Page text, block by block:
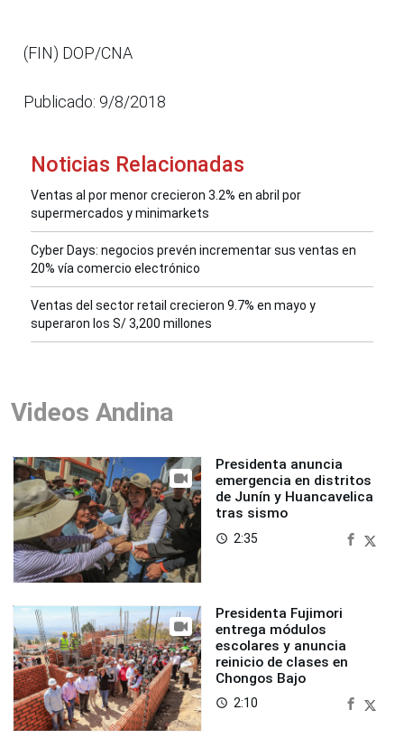
(FIN) DOP/CNA
Publicado: 9/8/2018
Noticias Relacionadas
Ventas al por menor crecieron 3.2% en abril por
supermercados y minimarkets
Cyber Days: negocios prevén incrementar sus ventas en
20% vía comercio electrónico
Ventas del sector retail crecieron 9.7% en mayo y
superaron los S/ 3,200 millones
Videos Andina
Presidenta anuncia
emergencia en distritos
de Junín y Huancavelica
tras sismo
access_time 2:35
Presidenta Fujimori
entrega módulos
escolares y anuncia
reinicio de clases en
Chongos Bajo
access_time 2:10